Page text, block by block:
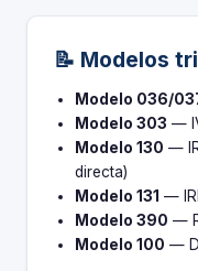
📝 Modelos
Modelo 036/
Modelo 303 —
Modelo 130 —
directa)
Modelo 131 —
Modelo 390 —
Modelo 100 —